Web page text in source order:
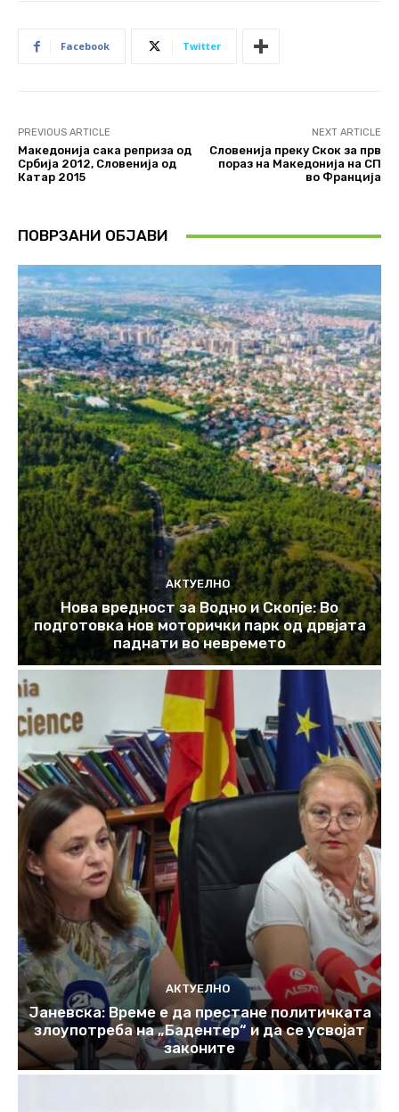
Facebook Twitter
PREVIOUS ARTICLE
Македонија сака реприза од
Србија 2012, Словенија од
Катар 2015
NEXT ARTICLE
Словенија преку Скок за прв
пораз на Македонија на СП
во Франција
ПОВРЗАНИ ОБЈАВИ
АКТУЕЛНО
Нова вредност за Водно и Скопје: Во
подготовка нов моторички парк од дрвјата
паднати во невремето
АКТУЕЛНО
Јаневска: Време е да престане политичката
злоупотреба на „Бадентер“ и да се усвојат
законите